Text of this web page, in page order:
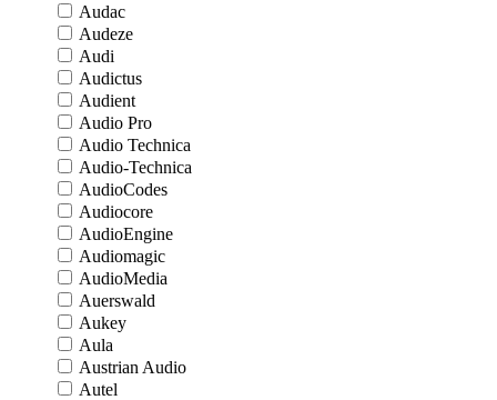
Audac
Audeze
Audi
Audictus
Audient
Audio Pro
Audio Technica
Audio-Technica
AudioCodes
Audiocore
AudioEngine
Audiomagic
AudioMedia
Auerswald
Aukey
Aula
Austrian Audio
Autel